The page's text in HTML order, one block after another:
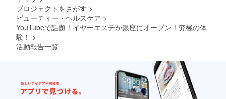
プロジェクトをさがす >
ビューティー・ヘルスケア >
YouTubeで話題！イヤーエステが銀座にオープン！究極の体
験！ >
活動報告一覧